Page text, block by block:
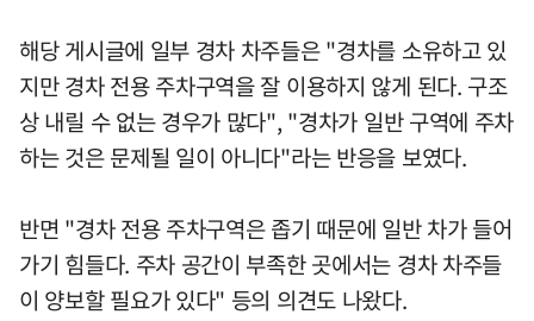
해당 게시글에 일부 경차 차주들은 "경차를 소유하고 있
지만 경차 전용 주차구역을 잘 이용하지 않게 된다. 구조
상 내릴 수 없는 경우가 많다", "경차가 일반 구역에 주차
하는 것은 문제될 일이 아니다"라는 반응을 보였다.
반면 "경차 전용 주차구역은 좁기 때문에 일반 차가 들어
가기 힘들다. 주차 공간이 부족한 곳에서는 경차 차주들
이 양보할 필요가 있다" 등의 의견도 나왔다.